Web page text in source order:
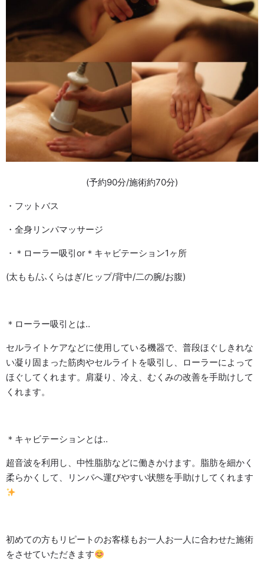
(予約90分/施術約70分)
・フットバス
・全身リンパマッサージ
・＊ローラー吸引or＊キャビテーション1ヶ所
(太もも/ふくらはぎ/ヒップ/背中/二の腕/お腹)
＊ローラー吸引とは‥
セルライトケアなどに使用している機器で、普段ほぐしきれな
い凝り固まった筋肉やセルライトを吸引し、ローラーによって
ほぐしてくれます。肩凝り、冷え、むくみの改善を手助けして
くれます。
＊キャビテーションとは‥
超音波を利用し、中性脂肪などに働きかけます。脂肪を細かく
柔らかくして、リンパへ運びやすい状態を手助けしてくれます
初めての方もリピートのお客様もお一人お一人に合わせた施術
をさせていただきます